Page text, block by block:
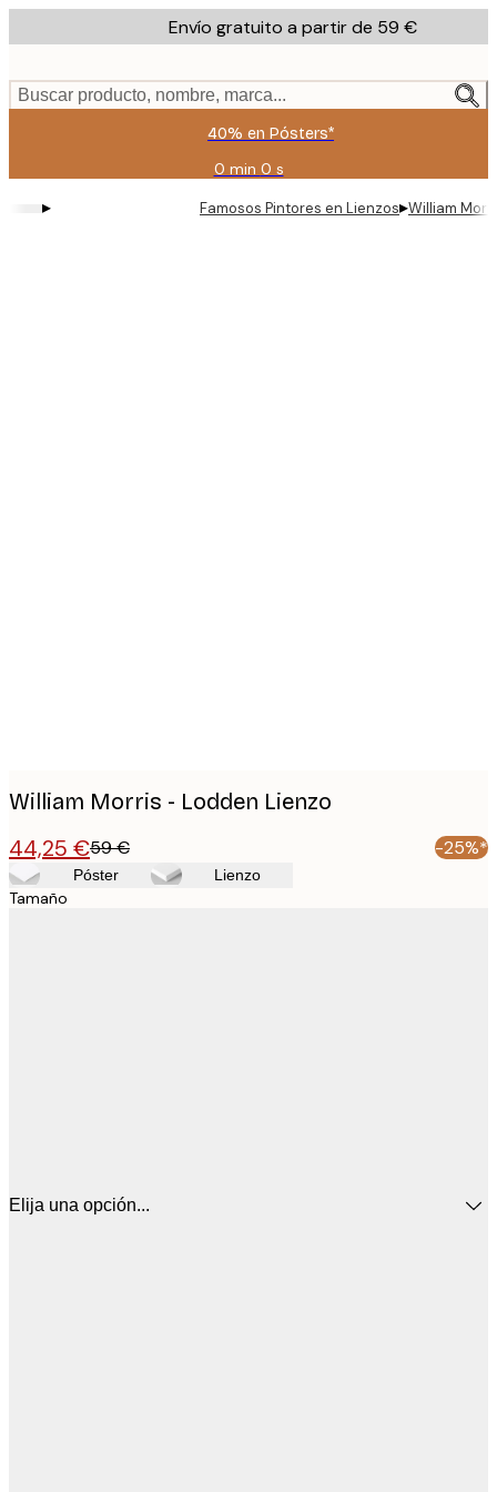
to
content.
Envío gratuito a partir de 59 €
Buscar producto, nombre, marca...
40% en Pósters*
0 min 0 s
Válido
hasta:
2026-
▸ Famosos Pintores en Lienzos▸William
William Morris - Lodden Lienzo
44,25 €59 € -25%*
Póster Lienzo
Tamaño
Elija una opción...